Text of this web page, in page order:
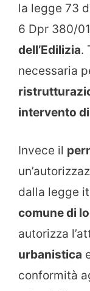
la legge 73
6 Dpr 380/
dell’Edilizia.
necessaria
intervento
Invece il
dalla legge
comune di
autorizza
urbanistica
conformità